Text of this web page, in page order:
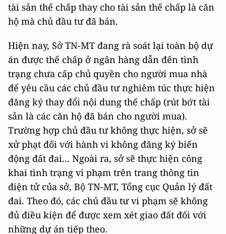
tài sản thế chấp thay cho tài sản thế chấp là căn
hộ mà chủ đầu tư đã bán.
Hiện nay, Sở TN-MT đang rà soát lại toàn bộ dự
án được thế chấp ở ngân hàng dẫn đến tình
trạng chưa cấp chủ quyền cho người mua nhà
để yêu cầu các chủ đầu tư nghiêm túc thực hiện
đăng ký thay đổi nội dung thế chấp (rút bớt tài
sản là các căn hộ đã bán cho người mua).
Trường hợp chủ đầu tư không thực hiện, sở sẽ
xử phạt đối với hành vi không đăng ký biến
động đất đai... Ngoài ra, sở sẽ thực hiện công
khai tình trạng vi phạm trên trang thông tin
điện tử của sở, Bộ TN-MT, Tổng cục Quản lý đất
đai. Theo đó, các chủ đầu tư vi phạm sẽ không
đủ điều kiện để được xem xét giao đất đối với
những dự án tiếp theo.